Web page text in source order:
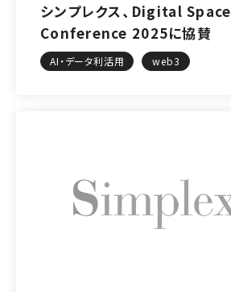
シンプレクス、Digital Space
Conference 2025に協賛
AI・データ利活用 web3